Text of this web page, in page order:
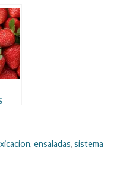
, ensaladas, sistema